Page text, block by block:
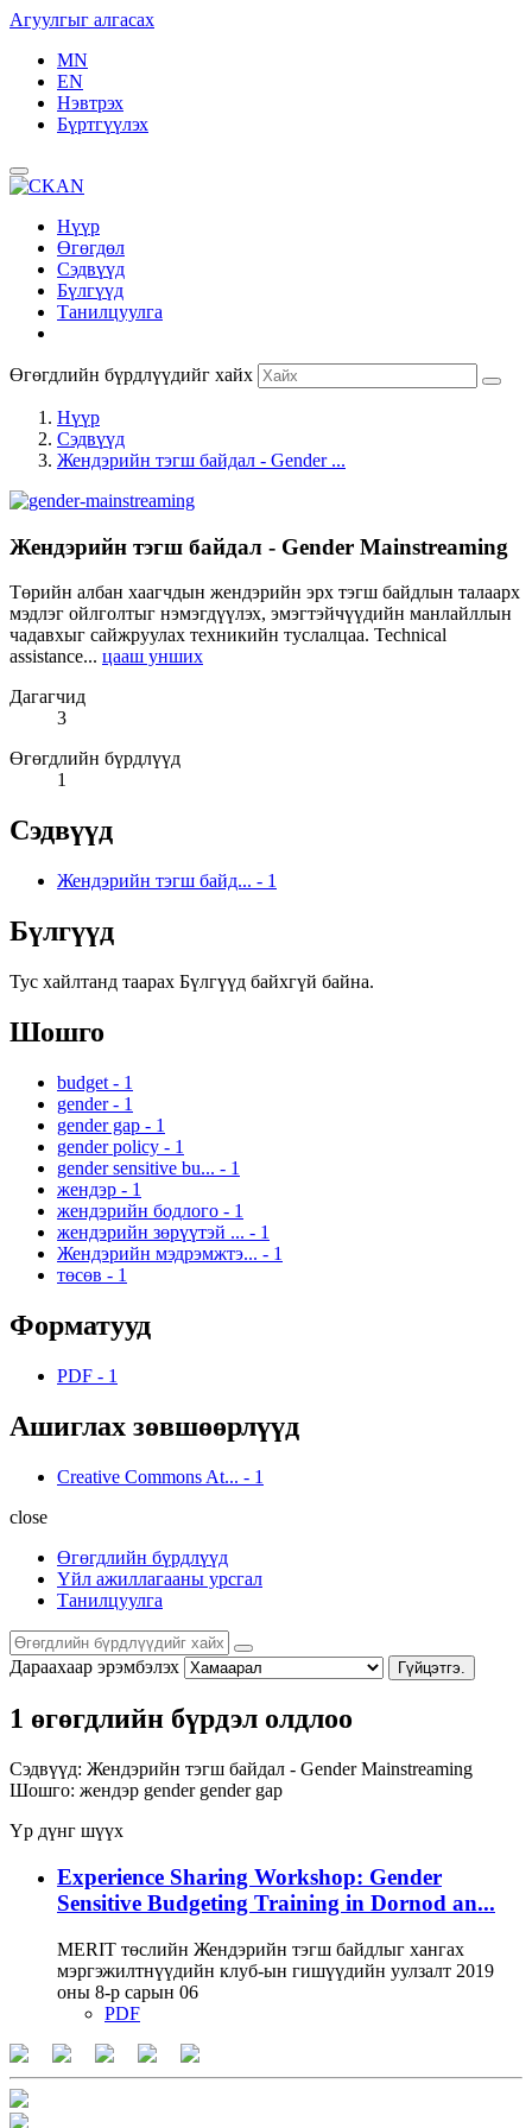
Агуулгыг алгасах
MN
EN
Нэвтрэх
Бүртгүүлэх
Нүүр
Өгөгдөл
Сэдвүүд
Бүлгүүд
Танилцуулга
Өгөгдлийн бүрдлүүдийг хайх
Нүүр
Сэдвүүд
Жендэрийн тэгш байдал - Gender ...
Жендэрийн тэгш байдал - Gender Mainstreaming
Төрийн албан хаагчдын жендэрийн эрх тэгш байдлын талаарх
мэдлэг ойлголтыг нэмэгдүүлэх, эмэгтэйчүүдийн манлайллын
чадавхыг сайжруулах техникийн туслалцаа. Technical
assistance... цааш унших
Дагагчид
3
Өгөгдлийн бүрдлүүд
1
Сэдвүүд
Жендэрийн тэгш байд... - 1
Бүлгүүд
Тус хайлтанд таарах Бүлгүүд байхгүй байна.
Шошго
budget - 1
gender - 1
gender gap - 1
gender policy - 1
gender sensitive bu... - 1
жендэр - 1
жендэрийн бодлого - 1
жендэрийн зөрүүтэй ... - 1
Жендэрийн мэдрэмжтэ... - 1
төсөв - 1
Форматууд
PDF - 1
Ашиглах зөвшөөрлүүд
Creative Commons At... - 1
close
Өгөгдлийн бүрдлүүд
Үйл ажиллагааны урсгал
Танилцуулга
Дараахаар эрэмбэлэх Гүйцэтгэ.
1 өгөгдлийн бүрдэл олдлоо
Сэдвүүд: Жендэрийн тэгш байдал - Gender Mainstreaming
Шошго: жендэр gender gender gap
Үр дүнг шүүх
Experience Sharing Workshop: Gender
Sensitive Budgeting Training in Dornod an...
MERIT төслийн Жендэрийн тэгш байдлыг хангах
мэргэжилтнүүдийн клуб-ын гишүүдийн уулзалт 2019
оны 8-р сарын 06
PDF